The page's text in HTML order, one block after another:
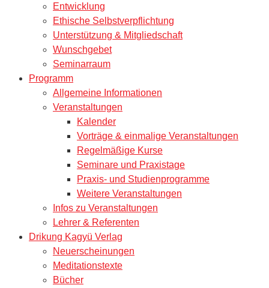
Entwicklung
Ethische Selbstverpflichtung
Unterstützung & Mitgliedschaft
Wunschgebet
Seminarraum
Programm
Allgemeine Informationen
Veranstaltungen
Kalender
Vorträge & einmalige Veranstaltungen
Regelmäßige Kurse
Seminare und Praxistage
Praxis- und Studienprogramme
Weitere Veranstaltungen
Infos zu Veranstaltungen
Lehrer & Referenten
Drikung Kagyü Verlag
Neuerscheinungen
Meditationstexte
Bücher